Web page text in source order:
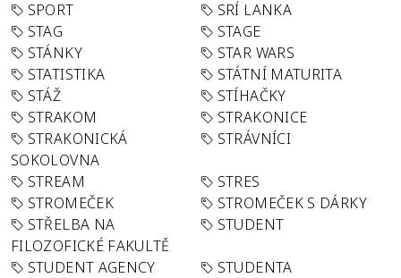
SPORT
SRÍ LANKA
STAG
STAGE
STÁNKY
STAR WARS
STATISTIKA
STÁTNÍ MATURITA
STÁŽ
STÍHAČKY
STRAKOM
STRAKONICE
STRAKONICKÁ
SOKOLOVNA
STRÁVNÍCI
STREAM
STRES
STROMEČEK
STROMEČEK S DÁRKY
STŘELBA NA
FILOZOFICKÉ FAKULTĚ
STUDENT
STUDENT AGENCY
STUDENTA